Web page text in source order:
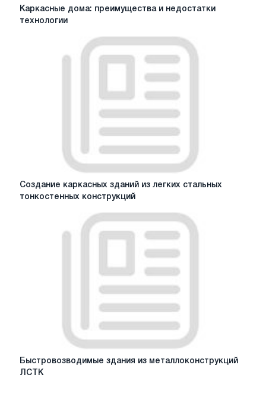
Каркасные
недостатки
Каркасные дома: преимущества и недостатки
технологии
Создание
Создание каркасных зданий из легких стальных
тонкостенных конструкций
Быстровозводимые
здания
Быстровозводимые здания из металлоконструкций
ЛСТК